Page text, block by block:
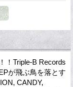
！Triple-B Records
が飛ぶ鳥を落とす
CANDY,